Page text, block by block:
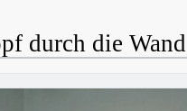
durch die Wand